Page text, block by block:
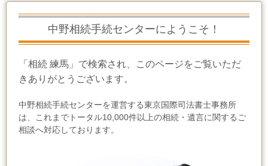
中野相続手続センターにようこそ！
「相続 練馬」 で検索され、このページをご覧いただ
きありがとうございます。
中野相続手続センターを運営する東京国際司法書士事務所
は、これまでトータル10,000件以上の相続・遺言に関するご
相談へ対応しております。